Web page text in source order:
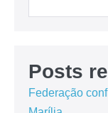
Posts
Federação